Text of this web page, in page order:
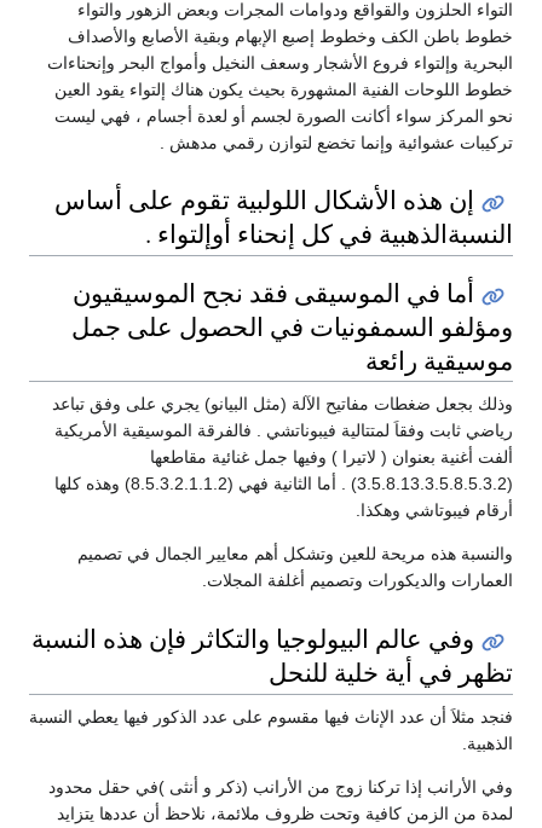
المجرات وبعض الزهور والتواء
الإبهام وبقية الأصابع والأصداف
وسعف النخيل وأمواج البحر وإنحناءات
بحيث يكون هناك إلتواء يقود العين
لجسم أو لعدة أجسام ، فهي ليست
لتوازن رقمي مدهش .
اللولبية تقوم على أساس
إنحناء أوإلتواء .
فقد نجح الموسيقيون
في الحصول على جمل
(مثل البيانو) يجري على وفق تباعد
. فالفرقة الموسيقية الأمريكية
) وفيها جمل غنائية مقاطعها
(3.5.8.13.3.5.8.5.3.2) . أما الثانية فهي (8.5.3.2.1.1.2) وهذه كلها
وتشكل أهم معايير الجمال في تصميم
أغلفة المجلات.
والتكاثر فإن هذه النسبة
للنحل
مقسوم على عدد الذكور فيها يعطي النسبة
من الأرانب (ذكر و أنثى )في حقل محدود
ظروف ملائمة، نلاحظ أن عددها يتزايد